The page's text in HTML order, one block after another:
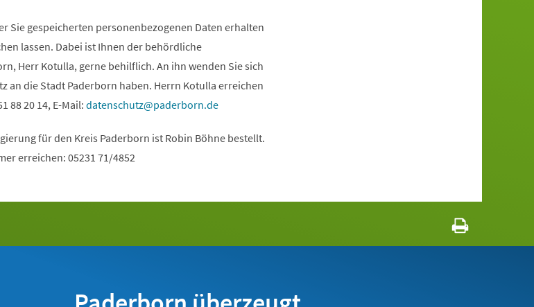
Sie gespeicherten personenbezogenen Daten erhalten
lassen. Dabei ist Ihnen der behördliche
Herr Kotulla, gerne behilflich. An ihn wenden Sie sich
an die Stadt Paderborn haben. Herrn Kotulla erreichen
88 20 14, E-Mail: datenschutz paderborn de
für den Kreis Paderborn ist Robin Böhne bestellt.
erreichen: 05231 71/4852